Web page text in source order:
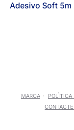
Adesivo Soft 5m
MARCA POLÌTICA